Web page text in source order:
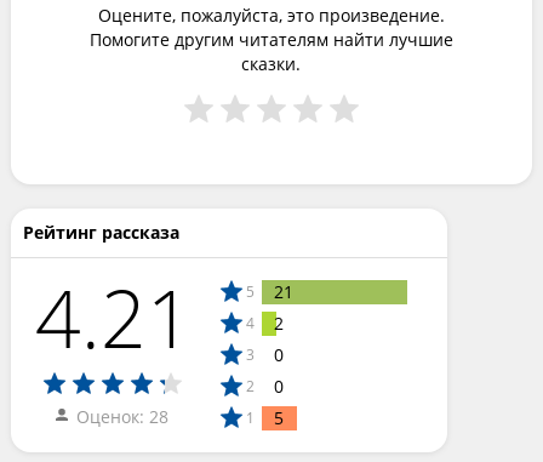
Оцените, пожалуйста, это произведение.
Помогите другим читателям найти лучшие
сказки.
Рейтинг рассказа
4.21
Оценок: 28
5 21
4 2
3 0
2 0
1 5